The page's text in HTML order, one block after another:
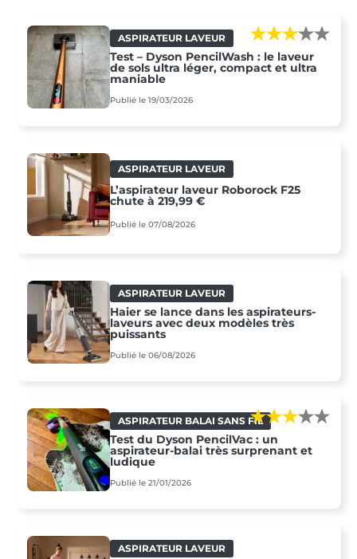
ASPIRATEUR LAVEUR
Test – Dyson PencilWash : le laveur
de sols ultra léger, compact et ultra
maniable
Publié le 19/03/2026
ASPIRATEUR LAVEUR
L’aspirateur laveur Roborock F25
chute à 219,99 €
Publié le 07/08/2026
ASPIRATEUR LAVEUR
Haier se lance dans les aspirateurs-
laveurs avec deux modèles très
puissants
Publié le 06/08/2026
ASPIRATEUR BALAI SANS FIL
Test du Dyson PencilVac : un
aspirateur-balai très surprenant et
ludique
Publié le 21/01/2026
ASPIRATEUR LAVEUR